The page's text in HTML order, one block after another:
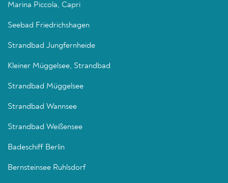
Marina Piccola, Capri
Seebad Friedrichshagen
Strandbad Jungfernheide
Kleiner Müggelsee, Strandbad
Strandbad Müggelsee
Strandbad Wannsee
Strandbad Weißensee
Badeschiff Berlin
Bernsteinsee Ruhlsdorf